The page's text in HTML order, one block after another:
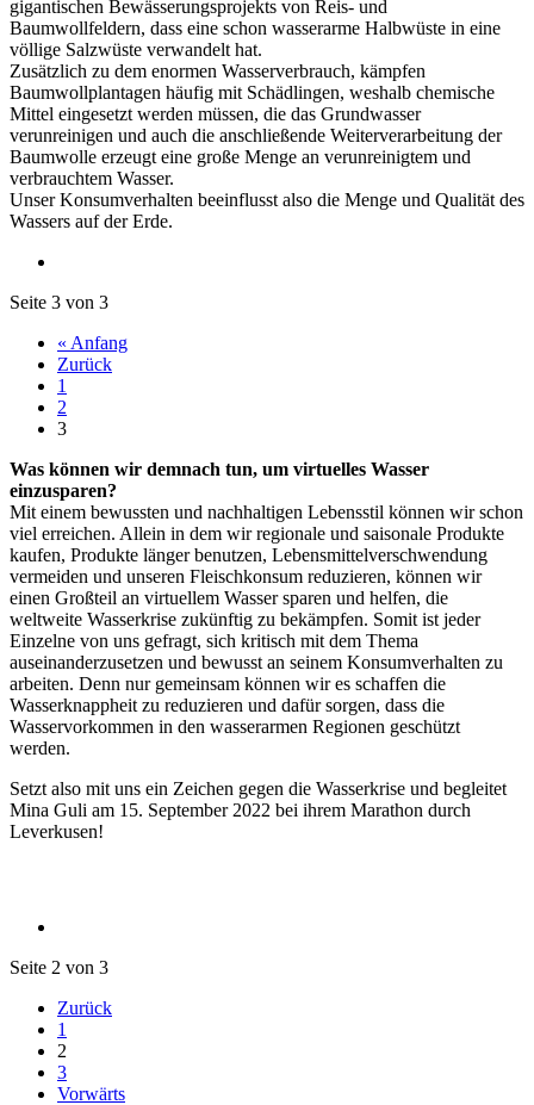
gigantischen Bewässerungsprojekts von Reis- und
Baumwollfeldern, dass eine schon wasserarme Halbwüste in eine
völlige Salzwüste verwandelt hat.
Zusätzlich zu dem enormen Wasserverbrauch, kämpfen
Baumwollplantagen häufig mit Schädlingen, weshalb chemische
Mittel eingesetzt werden müssen, die das Grundwasser
verunreinigen und auch die anschließende Weiterverarbeitung der
Baumwolle erzeugt eine große Menge an verunreinigtem und
verbrauchtem Wasser.
Unser Konsumverhalten beeinflusst also die Menge und Qualität des
Wassers auf der Erde.
Seite 3 von 3
« Anfang
Zurück
1
2
3
Was können wir demnach tun, um virtuelles Wasser
einzusparen?
Mit einem bewussten und nachhaltigen Lebensstil können wir schon
viel erreichen. Allein in dem wir regionale und saisonale Produkte
kaufen, Produkte länger benutzen, Lebensmittelverschwendung
vermeiden und unseren Fleischkonsum reduzieren, können wir
einen Großteil an virtuellem Wasser sparen und helfen, die
weltweite Wasserkrise zukünftig zu bekämpfen. Somit ist jeder
Einzelne von uns gefragt, sich kritisch mit dem Thema
auseinanderzusetzen und bewusst an seinem Konsumverhalten zu
arbeiten. Denn nur gemeinsam können wir es schaffen die
Wasserknappheit zu reduzieren und dafür sorgen, dass die
Wasservorkommen in den wasserarmen Regionen geschützt
werden.
Setzt also mit uns ein Zeichen gegen die Wasserkrise und begleitet
Mina Guli am 15. September 2022 bei ihrem Marathon durch
Leverkusen!
Seite 2 von 3
Zurück
1
2
3
Vorwärts